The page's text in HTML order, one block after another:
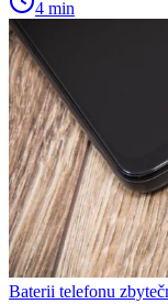
4 min
Baterii telefonu